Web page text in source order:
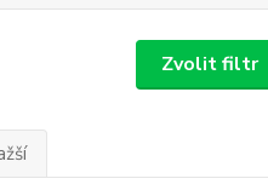
Zvolit filtr